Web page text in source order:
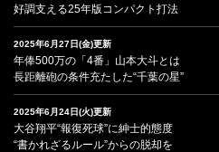
好調支える25年版コンパクト打法
2025年6月27日(金)更新
年俸500万の「4番」山本大斗とは
長距離砲の条件充たした“千葉の星”
2025年6月24日(火)更新
大谷翔平“報復死球”に紳士的態度
“書かれざるルール”からの脱却を